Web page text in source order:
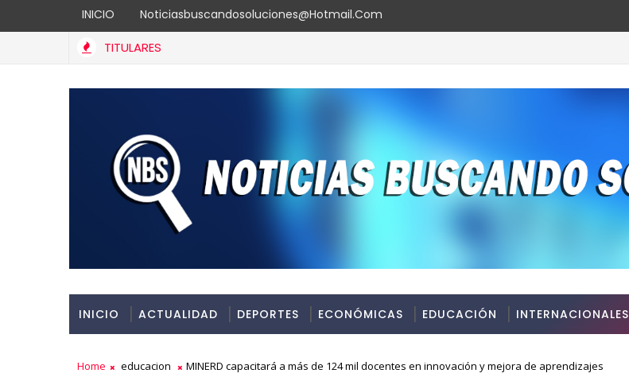
INICIO Noticiasbuscandosoluciones@hotmail.com
TITULARES
INICIO ACTUALIDAD DEPORTES ECONÓMICAS EDUCACIÓN INTERNACIONALES
Home educacion MINERD capacitará a más de 124 mil docentes en innovación y mejora de aprendizajes